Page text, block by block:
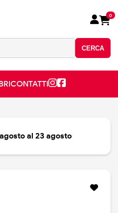
CERCA
0
CONTATTI
al 23 agosto